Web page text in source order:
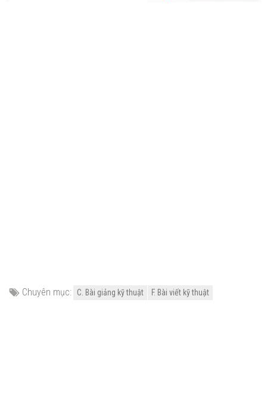
Chuyên mục: C. Bài giảng kỹ thuật F. Bài viết kỹ thuật